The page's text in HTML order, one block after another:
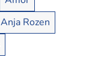
Anja Rozen